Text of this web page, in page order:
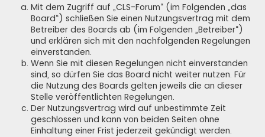
Mit dem Zugriff auf „CLS-Forum“ (im Folgenden „das
Board“) schließen Sie einen Nutzungsvertrag mit dem
Betreiber des Boards ab (im Folgenden „Betreiber“)
und erklären sich mit den nachfolgenden Regelungen
einverstanden.
Wenn Sie mit diesen Regelungen nicht einverstanden
sind, so dürfen Sie das Board nicht weiter nutzen. Für
die Nutzung des Boards gelten jeweils die an dieser
Stelle veröffentlichten Regelungen.
Der Nutzungsvertrag wird auf unbestimmte Zeit
geschlossen und kann von beiden Seiten ohne
Einhaltung einer Frist jederzeit gekündigt werden.